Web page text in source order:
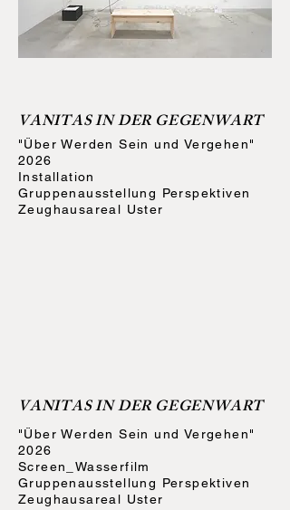
VANITAS IN DER GEGENWART
"Über Werden Sein und Vergehen"
2026
Installation
Gruppenausstellung Perspektiven
Zeughausareal Uster
VANITAS IN DER GEGENWART
"Über Werden Sein und Vergehen"
2026
Screen_Wasserfilm
Gruppenausstellung Perspektiven
Zeughausareal Uster